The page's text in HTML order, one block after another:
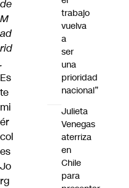
de
M
ad
rid
.
Es
te
mi
ér
col
es
Jo
rg
trabajo
vuelva
a
ser
una
prioridad
nacional”
Julieta
Venegas
aterriza
en
Chile
para